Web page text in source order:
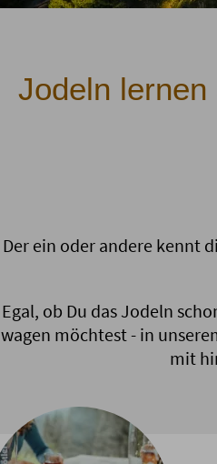
Jodeln
Der ein oder andere kennt
Egal, ob Du das Jodeln
wagen möchtest - in
mit